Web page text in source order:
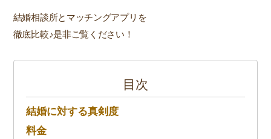
結婚相談所とマッチングアプリを
徹底比較♪是非ご覧ください！
目次
結婚に対する真剣度
料金